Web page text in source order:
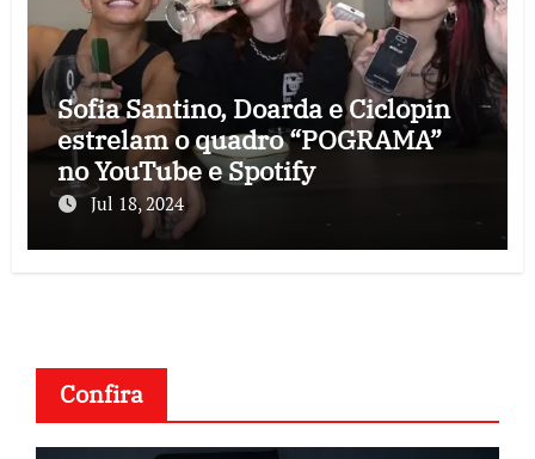
Sofia Santino, Doarda e Ciclopin
estrelam o quadro “POGRAMA”
no YouTube e Spotify
Jul 18, 2024
Confira